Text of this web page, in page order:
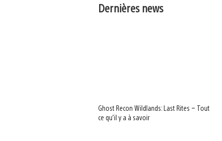
Dernières news
Ghost Recon Wildlands: Last Rites – Tout
ce qu’il y a à savoir